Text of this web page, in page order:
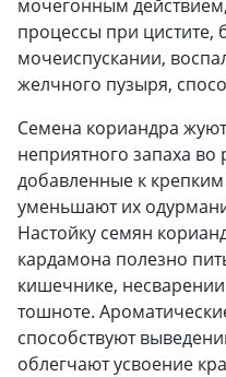
мочегонным
процессы при цистите,
мочеиспускании,
желчного пузыря,
Семена кориандра
неприятного запаха во
добавленные к
уменьшают их
Настойку семян
кардамона полезно
кишечнике,
тошноте.
способствуют
облегчают усвоение